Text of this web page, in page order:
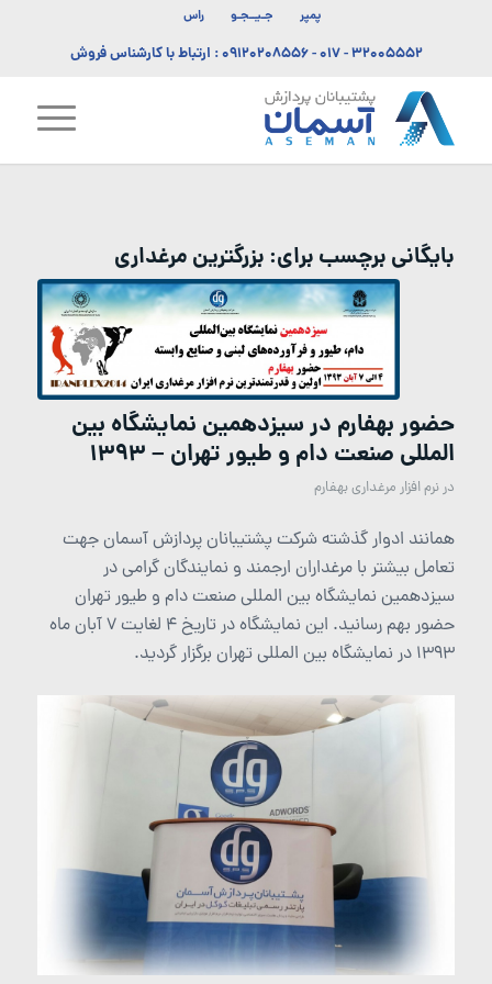
پمپر جـیــجـو راس
۳۲۰۰۵۵۵۲ - ۰۱۷ -۰۹۱۲۰۲۰۸۵۵۶: ارتباط با کارشناس فروش
بایگانی برچسب برای:بزرگترین مرغداری
حضور بهفارم در سیزدهمین نمایشگاه بین
المللی صنعت دام و طیور تهران – ۱۳۹۳
درنرم افزار مرغداری بهفارم
همانند ادوار گذشته شرکت پشتیبانان پردازش آسمان جهت
تعامل بیشتر با مرغداران ارجمند و نمایندگان گرامی در
سیزدهمین نمایشگاه بین المللی صنعت دام و طیور تهران
حضور بهم رسانید. این نمایشگاه در تاریخ 4 لغایت 7 آبان ماه
1393 در نمایشگاه بین المللی تهران برگزار گردید.